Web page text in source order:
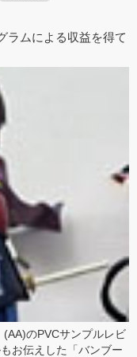
ラムによる収益を得て
(AA)のPVCサンプルレビ
もお伝えした「バンブー